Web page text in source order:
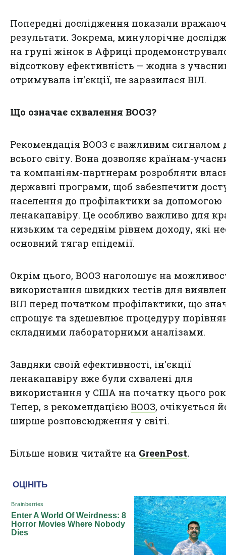
Попередні дослідження показали
результати. Зокрема, минулорічне
на групі жінок в Африці
відсоткову ефективність — жодна з
отримувала ін'єкції, не заразилася ВІЛ.
Що означає схвалення ВООЗ?
Рекомендація ВООЗ є важливим сигналом
всього світу. Вона дозволяє країнам-
та компаніям-партнерам розробляти
державні програми, щоб забезпечити
населення до профілактики за допомогою
ленакапавіру. Це особливо важливо для
низьким та середнім рівнем доходу, які
основний тягар епідемії.
Окрім цього, ВООЗ наголошує на
використання швидких тестів для
ВІЛ перед початком профілактики, що
спрощує та здешевлює процедуру
складними лабораторними аналізами.
Завдяки своїй ефективності, ін'єкції
ленакапавіру вже були схвалені для
використання у США на початку цього
Тепер, з рекомендацією ВООЗ, очікується
ширше розповсюдження у світі.
Більше новин читайте на GreenPost.